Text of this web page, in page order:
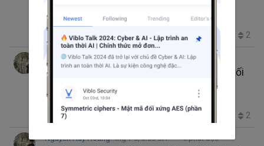
ai interview Backend DevOps Jenkins Pipeline
39 0 1 2
Nguyễn Huy Hoàng thg 7 6, 3:09 CH 7 phút đọc
Series Jenkins #8: Trạm cuối – Bảo mật tối
thượng, Quản lý Secret và Best Practices
DevOps
45 0 1 2
Nguyễn Huy Hoàng thg 7 6, 3:08 CH 5 phút đọc